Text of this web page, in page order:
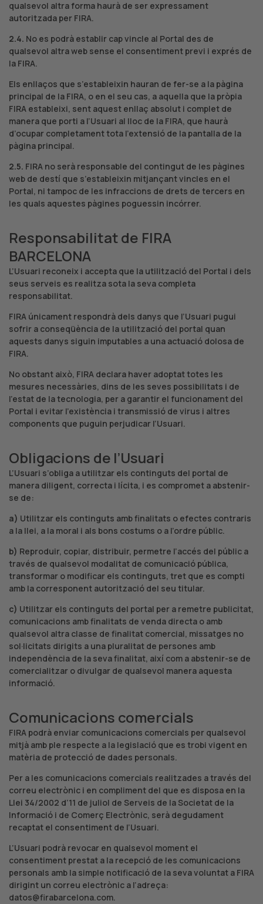
qualsevol altra forma haurà de ser expressament
autoritzada per FIRA.
2.4. No es podrà establir cap vincle al Portal des de
qualsevol altra web sense el consentiment previ i exprés de
la FIRA.
Els enllaços que s’estableixin hauran de fer-se a la pàgina
principal de la FIRA, o en el seu cas, a aquella que la pròpia
FIRA estableixi, sent aquest enllaç absolut i complet de
manera que porti a l’Usuari al lloc de la FIRA, que haurà
d’ocupar completament tota l’extensió de la pantalla de la
pàgina principal.
2.5. FIRA no serà responsable del contingut de les pàgines
web de destí que s’estableixin mitjançant vincles en el
Portal, ni tampoc de les infraccions de drets de tercers en
les quals aquestes pàgines poguessin incórrer.
Responsabilitat de FIRA
BARCELONA
L’Usuari reconeix i accepta que la utilització del Portal i dels
seus serveis es realitza sota la seva completa
responsabilitat.
FIRA únicament respondrà dels danys que l’Usuari pugui
sofrir a conseqüència de la utilització del portal quan
aquests danys siguin imputables a una actuació dolosa de
FIRA.
No obstant això, FIRA declara haver adoptat totes les
mesures necessàries, dins de les seves possibilitats i de
l’estat de la tecnologia, per a garantir el funcionament del
Portal i evitar l’existència i transmissió de virus i altres
components que puguin perjudicar l’Usuari.
Obligacions de l’Usuari
L’Usuari s’obliga a utilitzar els continguts del portal de
manera diligent, correcta i lícita, i es compromet a abstenir-
se de:
a) Utilitzar els continguts amb finalitats o efectes contraris
a la llei, a la moral i als bons costums o a l’ordre públic.
b) Reproduir, copiar, distribuir, permetre l’accés del públic a
través de qualsevol modalitat de comunicació pública,
transformar o modificar els continguts, tret que es compti
amb la corresponent autorització del seu titular.
c) Utilitzar els continguts del portal per a remetre publicitat,
comunicacions amb finalitats de venda directa o amb
qualsevol altra classe de finalitat comercial, missatges no
sol·licitats dirigits a una pluralitat de persones amb
independència de la seva finalitat, així com a abstenir-se de
comercialitzar o divulgar de qualsevol manera aquesta
informació.
Comunicacions comercials
FIRA podrà enviar comunicacions comercials per qualsevol
mitjà amb ple respecte a la legislació que es trobi vigent en
matèria de protecció de dades personals.
Per a les comunicacions comercials realitzades a través del
correu electrònic i en compliment del que es disposa en la
Llei 34/2002 d’11 de juliol de Serveis de la Societat de la
Informació i de Comerç Electrònic, serà degudament
recaptat el consentiment de l’Usuari.
L’Usuari podrà revocar en qualsevol moment el
consentiment prestat a la recepció de les comunicacions
personals amb la simple notificació de la seva voluntat a FIRA
dirigint un correu electrònic a l’adreça:
datos@firabarcelona.com.